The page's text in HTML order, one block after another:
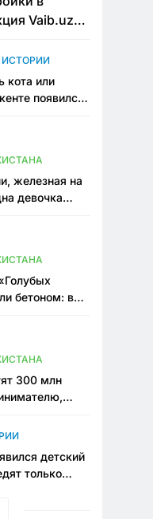
Vaib.uz
ИСТОРИИ
кота или
появился
железная на
девочка
бетоном: в
300 млн
детский
только
просить